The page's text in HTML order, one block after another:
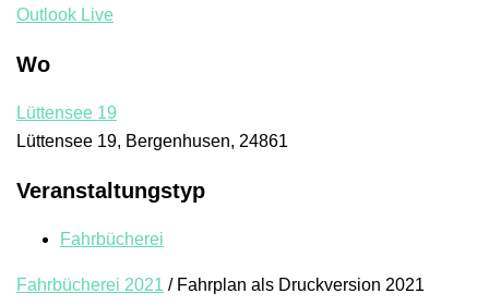
Outlook Live
Wo
Lüttensee 19
Lüttensee 19, Bergenhusen, 24861
Veranstaltungstyp
Fahrbücherei
Fahrbücherei 2021 / Fahrplan als Druckversion 2021